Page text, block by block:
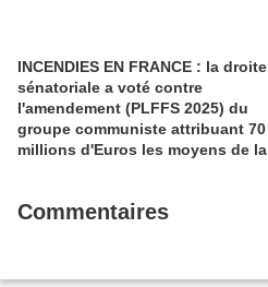
INCENDIES EN FRANCE : la droite
sénatoriale a voté contre
l'amendement (PLFFS 2025) du
groupe communiste attribuant 70
millions d'Euros les moyens de la
Commentaires